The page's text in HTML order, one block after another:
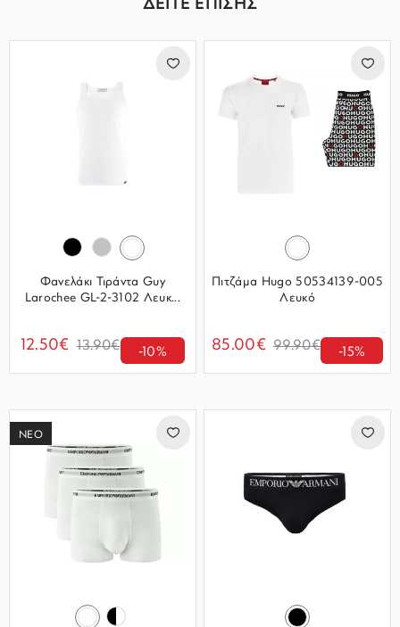
ΔΕΙΤΕ ΕΠΙΣΗΣ
Φανελάκι Τιράντα Guy
Larochee GL-2-3102 Λευκ...
12.50€ 13.90€ -10%
Πιτζάμα Hugo 50534139-005
Λευκό
85.00€ 99.90€ -15%
ΝΕΟ